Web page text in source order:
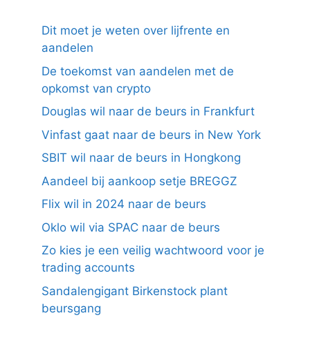
Dit moet je weten over lijfrente en
aandelen
De toekomst van aandelen met de
opkomst van crypto
Douglas wil naar de beurs in Frankfurt
Vinfast gaat naar de beurs in New York
SBIT wil naar de beurs in Hongkong
Aandeel bij aankoop setje BREGGZ
Flix wil in 2024 naar de beurs
Oklo wil via SPAC naar de beurs
Zo kies je een veilig wachtwoord voor je
trading accounts
Sandalengigant Birkenstock plant
beursgang